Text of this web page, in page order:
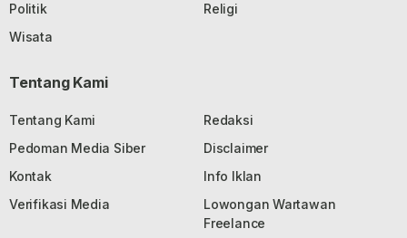
Politik
Religi
Wisata
Tentang Kami
Tentang Kami
Redaksi
Pedoman Media Siber
Disclaimer
Kontak
Info Iklan
Verifikasi Media
Lowongan Wartawan
Freelance